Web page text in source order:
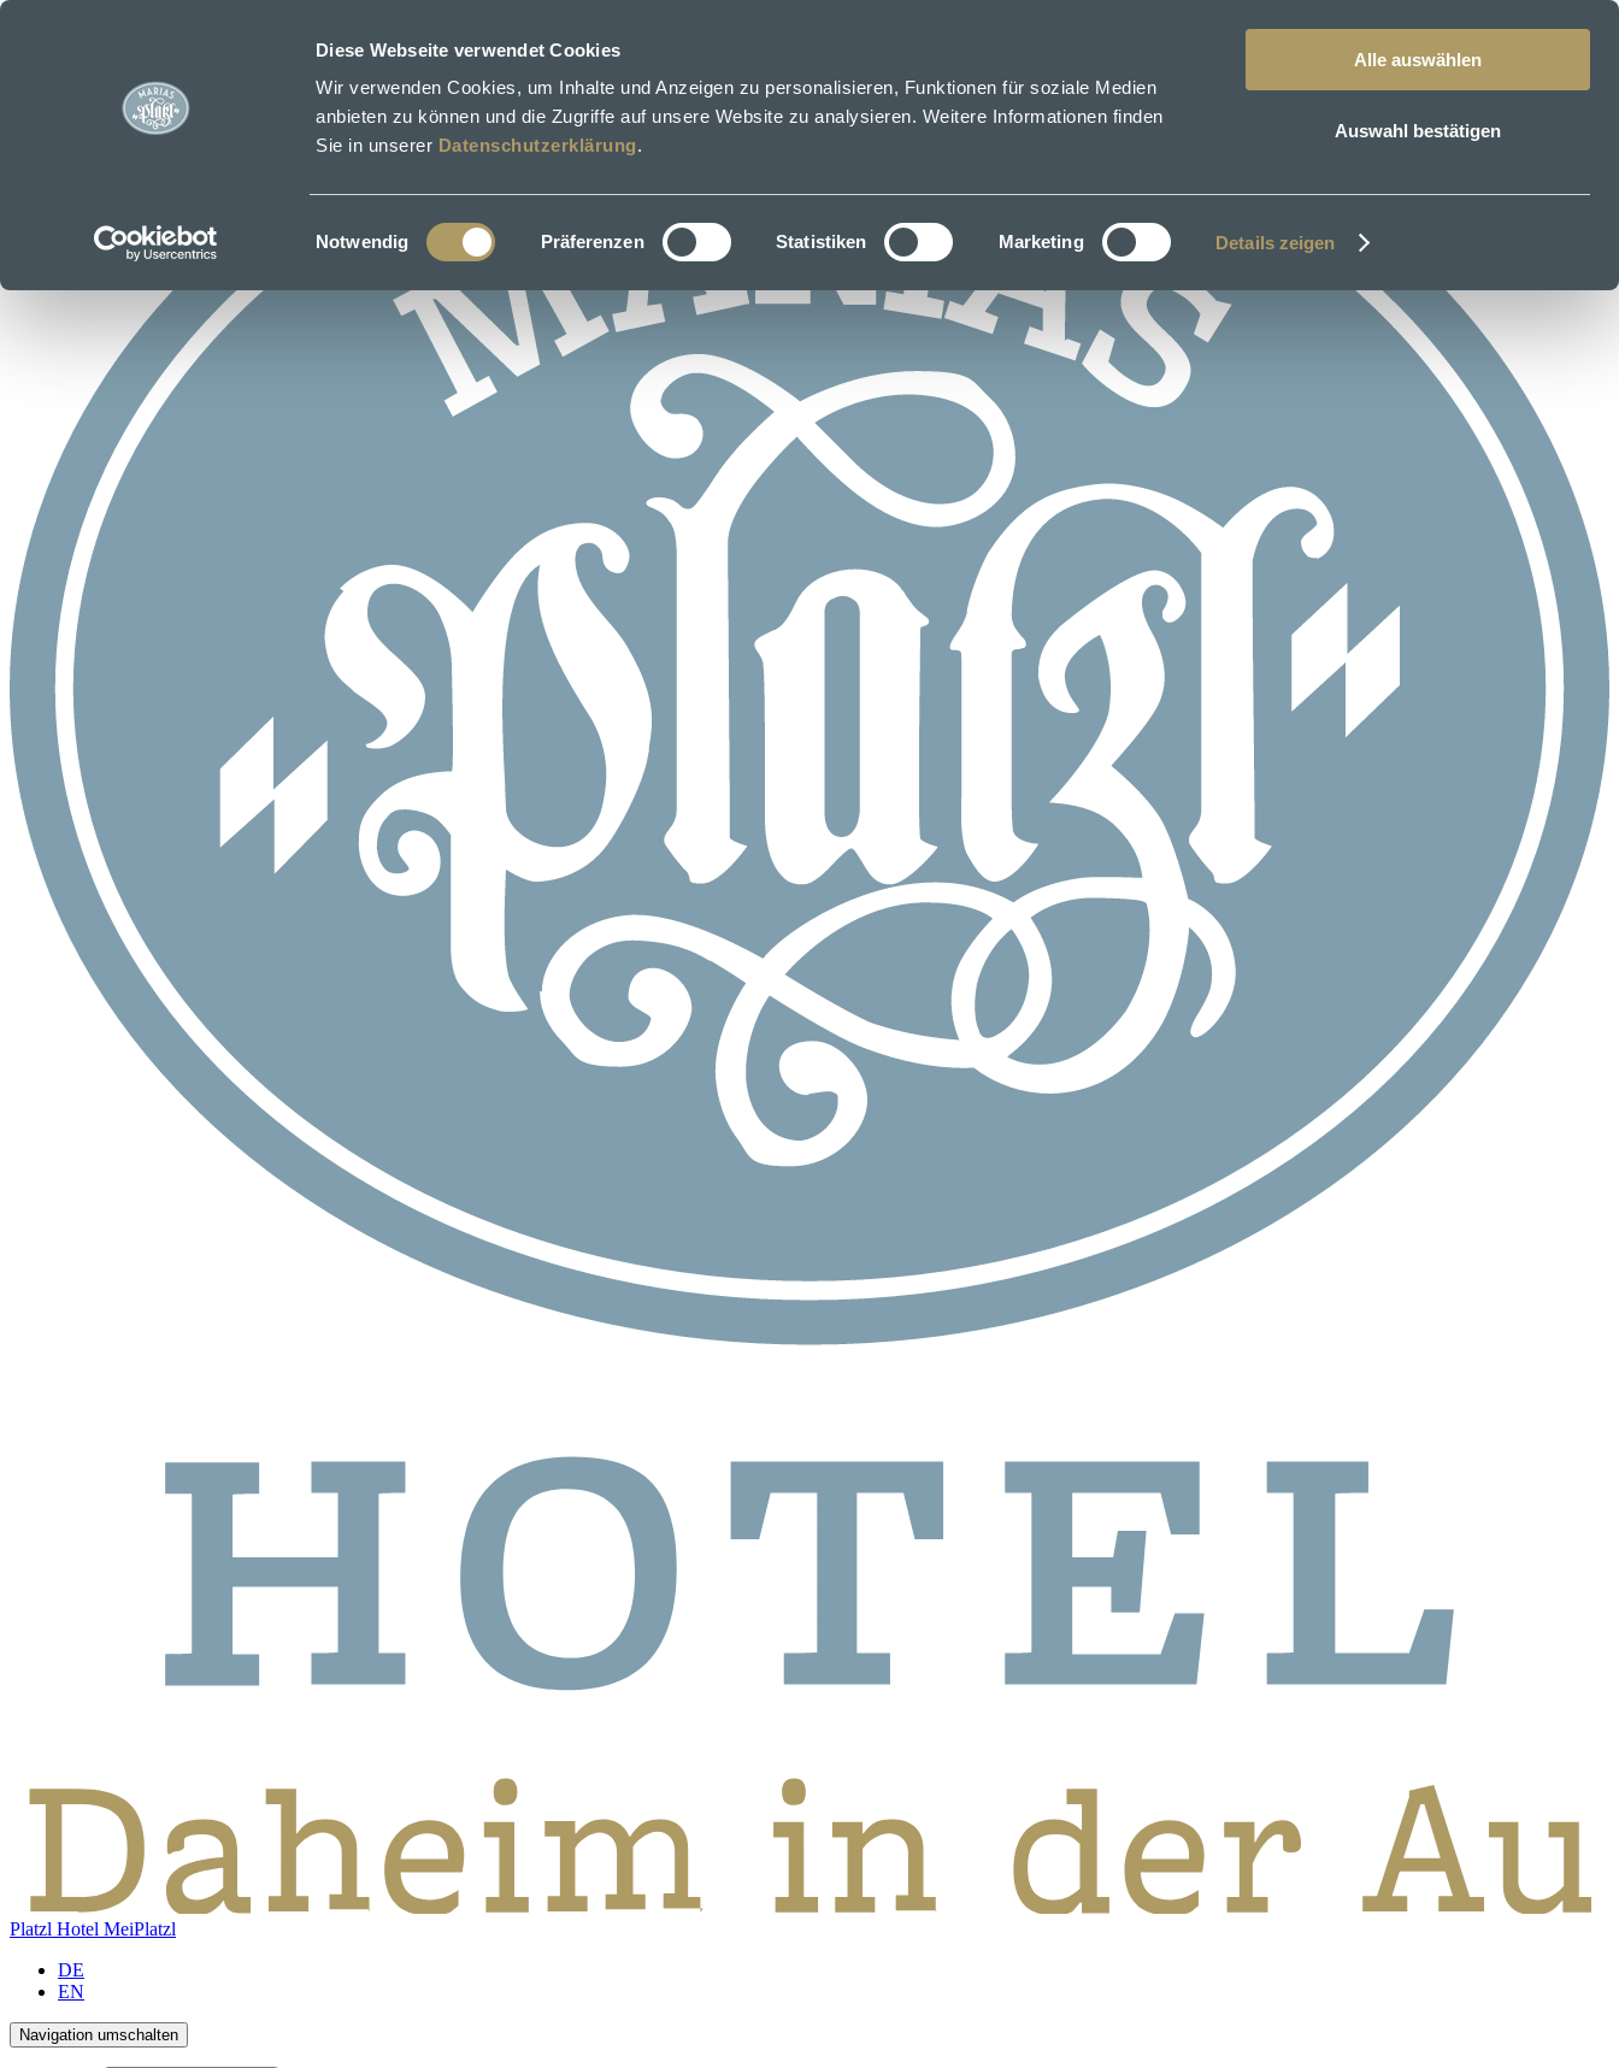
Diese Webseite verwendet Cookies
Wir verwenden Cookies, um Inhalte und Anzeigen zu personalisieren, Funktionen für soziale Medien
anbieten zu können und die Zugriffe auf unsere Website zu analysieren. Weitere Informationen finden
Sie in unserer Datenschutzerklärung.
Einwilligungsauswahl
Notwendig Präferenzen Statistiken Marketing Details zeigen
Alle auswählen
Auswahl bestätigen
Platzl Hotel MeiPlatzl
DE
EN
Navigation umschalten